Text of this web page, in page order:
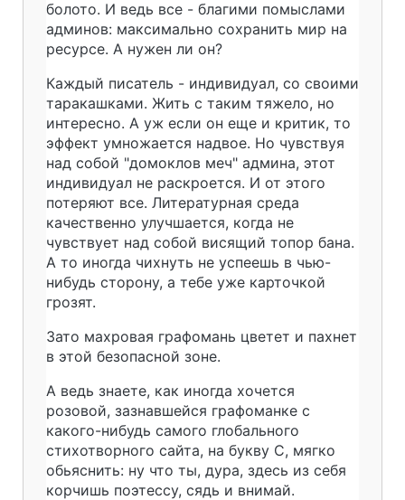
болото. И ведь все - благими помыслами
админов: максимально сохранить мир на
ресурсе. А нужен ли он?
Каждый писатель - индивидуал, со своими
таракашками. Жить с таким тяжело, но
интересно. А уж если он еще и критик, то
эффект умножается надвое. Но чувствуя
над собой "домоклов меч" админа, этот
индивидуал не раскроется. И от этого
потеряют все. Литературная среда
качественно улучшается, когда не
чувствует над собой висящий топор бана.
А то иногда чихнуть не успеешь в чью-
нибудь сторону, а тебе уже карточкой
грозят.
Зато махровая графомань цветет и пахнет
в этой безопасной зоне.
А ведь знаете, как иногда хочется
розовой, зазнавшейся графоманке с
какого-нибудь самого глобального
стихотворного сайта, на букву С, мягко
обьяснить: ну что ты, дура, здесь из себя
корчишь поэтессу, сядь и внимай.